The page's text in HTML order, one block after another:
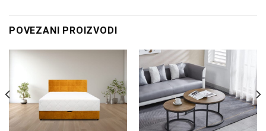
POVEZANI PROIZVODI